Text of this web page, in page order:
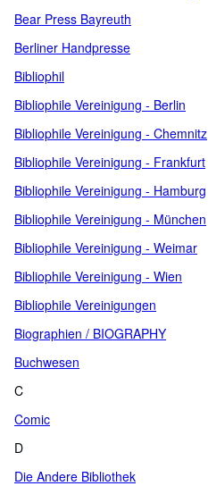
Bear Press Bayreuth
Berliner Handpresse
Bibliophil
Bibliophile Vereinigung - Berlin
Bibliophile Vereinigung - Chemnitz
Bibliophile Vereinigung - Frankfurt
Bibliophile Vereinigung - Hamburg
Bibliophile Vereinigung - München
Bibliophile Vereinigung - Weimar
Bibliophile Vereinigung - Wien
Bibliophile Vereinigungen
Biographien / BIOGRAPHY
Buchwesen
C
Comic
D
Die Andere Bibliothek